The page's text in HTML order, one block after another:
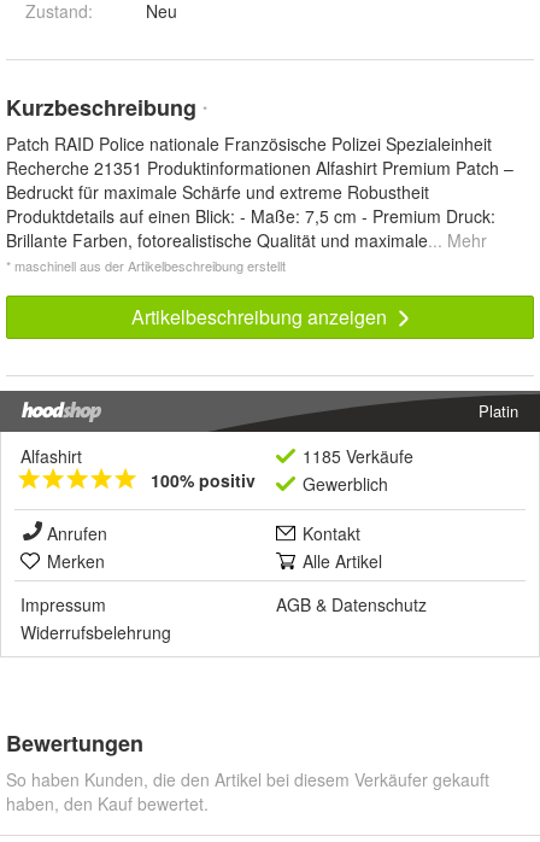
Zustand: Neu
Kurzbeschreibung *
Patch RAID Police nationale Französische Polizei Spezialeinheit
Recherche 21351 Produktinformationen Alfashirt Premium Patch –
Bedruckt für maximale Schärfe und extreme Robustheit
Produktdetails auf einen Blick: - Maße: 7,5 cm - Premium Druck:
Brillante Farben, fotorealistische Qualität und maximale... Mehr
* maschinell aus der Artikelbeschreibung erstellt
Artikelbeschreibung anzeigen
Platin
Alfashirt
100% positiv
1185 Verkäufe
Gewerblich
Anrufen
Kontakt
Merken
Alle Artikel
Impressum
AGB & Datenschutz
Widerrufsbelehrung
Bewertungen
So haben Kunden, die den Artikel bei diesem Verkäufer gekauft
haben, den Kauf bewertet.